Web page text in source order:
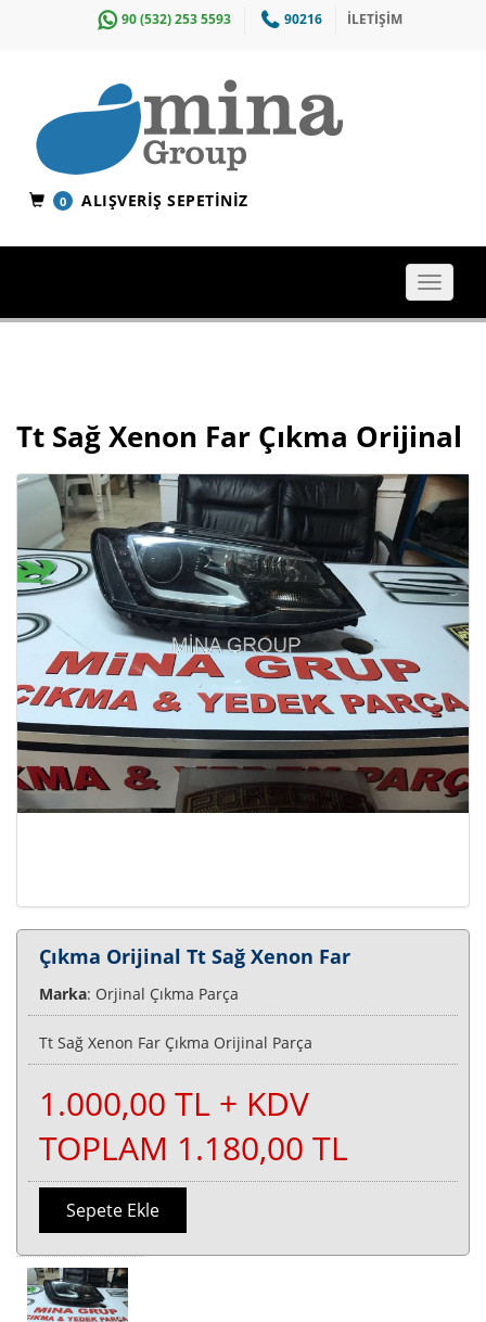
90 (532) 253 5593 90216 İLETİŞİM
0 ALIŞVERIŞ SEPETINIZ
Toggle
Tt Sağ Xenon Far Çıkma Orijinal
Çıkma Orijinal Tt Sağ Xenon Far
Marka: Orjinal Çıkma Parça
Tt Sağ Xenon Far Çıkma Orijinal Parça
1.000,00 TL + KDV
TOPLAM 1.180,00 TL
Sepete Ekle